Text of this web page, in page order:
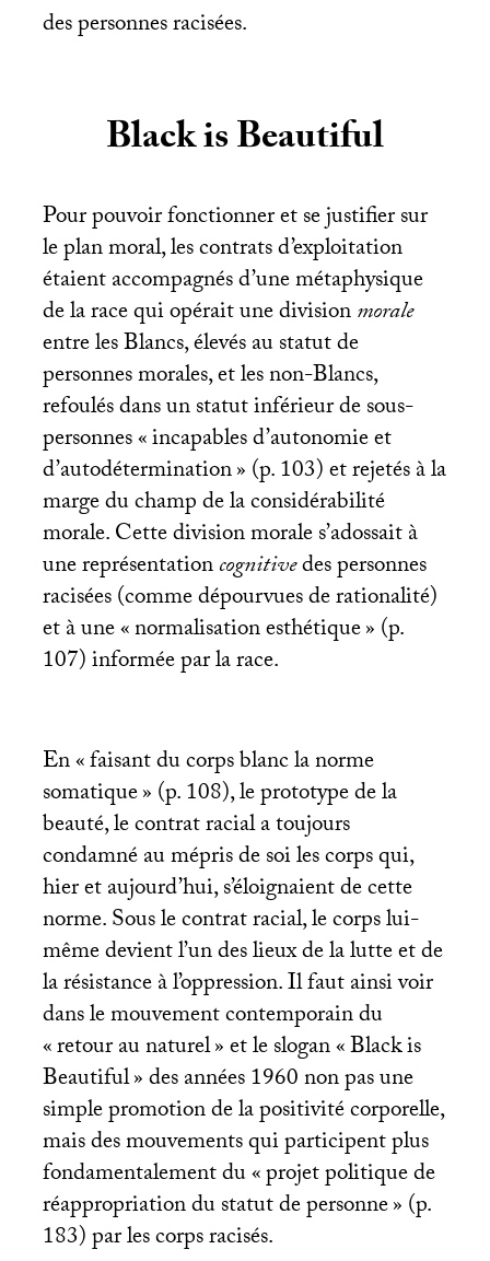
des personnes racisées.
Black is Beautiful
Pour pouvoir fonctionner et se justifier sur
le plan moral, les contrats d’exploitation
étaient accompagnés d’une métaphysique
de la race qui opérait une divisionmorale
entre les Blancs, élevés au statut de
personnes morales, et les non-Blancs,
refoulés dans un statut inférieur de sous-
personnes «incapables d’autonomie et
d’autodétermination» (p. 103) et rejetés à la
marge du champ de la considérabilité
morale. Cette division morale s’adossait à
une représentationcognitivedes personnes
racisées (comme dépourvues de rationalité)
et à une «normalisation esthétique» (p.
107) informée par la race.
En «faisant du corps blanc la norme
somatique» (p. 108), le prototype de la
beauté, le contrat racial a toujours
condamné au mépris de soi les corps qui,
hier et aujourd’hui, s’éloignaient de cette
norme. Sous le contrat racial, le corps lui-
même devient l’un des lieux de la lutte et de
la résistance à l’oppression. Il faut ainsi voir
dans le mouvement contemporain du
«retour au naturel» et le slogan «Black is
Beautiful» des années 1960 non pas une
simple promotion de la positivité corporelle,
mais des mouvements qui participent plus
fondamentalement du «projet politique de
réappropriation du statut de personne» (p.
183) par les corps racisés.